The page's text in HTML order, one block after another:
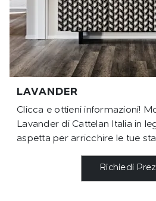
LAVANDER
Clicca e ottieni informazioni!
Lavander di Cattelan Italia in
aspetta per arricchire le tue
Richiedi